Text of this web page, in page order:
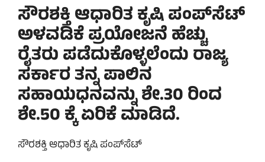
ಸೌರಶಕ್ತಿ ಆಧಾರಿತ ಕೃಷಿ ಪಂಪ್‌ಸೆಟ್
ಅಳವಡಿಕೆ ಪ್ರಯೋಜನೆ ಹೆಚ್ಚು
ರೈತರು ಪಡೆದುಕೊಳ್ಳಲೆಂದು ರಾಜ್ಯ
ಸರ್ಕಾರ ತನ್ನ ಪಾಲಿನ
ಸಹಾಯಧನವನ್ನು ಶೇ.30 ರಿಂದ
ಶೇ.50 ಕ್ಕೆ ಏರಿಕೆ ಮಾಡಿದೆ.
ಸೌರಶಕ್ತಿ ಆಧಾರಿತ ಕೃಷಿ ಪಂಪ್‌ಸೆಟ್